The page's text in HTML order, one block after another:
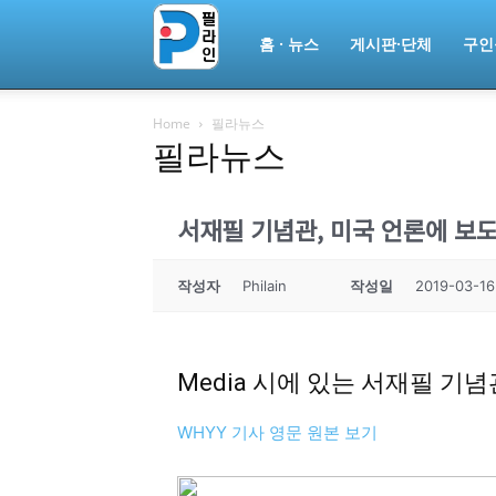
라
인
필
홈 · 뉴스 게시판·단체 구
Home 필라뉴스
필라뉴스
서재필 기념관, 미국 언론에 보
작성자 Philain 작성일 2019-03-
Media 시에 있는 서재필 기
WHYY 기사 영문 원본 보기